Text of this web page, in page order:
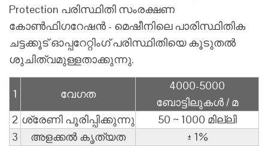
Protection പരിസ്ഥിതി സംരക്ഷണ
കോൺഫിഗറേഷൻ - മെഷീനിലെ പാരിസ്ഥിതിക
ചട്ടക്കൂട് ഓപ്പറേറ്റിംഗ് പരിസ്ഥിതിയെ കൂടുതൽ
ശുചിത്വമുള്ളതാക്കുന്നു.
1 വേഗത
4000-5000
ബോട്ടിലുകൾ / മ
2 ശ്രേണി പൂരിപ്പിക്കുന്നു
50 ~ 1000 മില്ലി
3
അളക്കൽ കൃത്യത
± 1%